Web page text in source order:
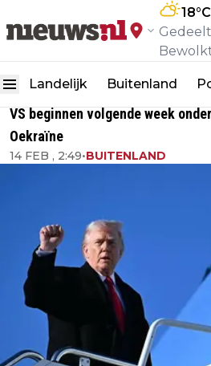
18°C
Landelijk Buitenland
VS beginnen volgende week
Oekraïne
14 FEB , 2:49•BUITENLAND